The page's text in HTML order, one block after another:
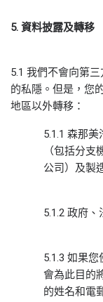
5. 資料披露及轉移
5.1 我們不會向第
的私隱。但是，您
地區以外轉移：
5.1.1 森那
（包括分
公司）及製
5.1.2 政府、
5.1.3 如果
會為此目的
的姓名和電